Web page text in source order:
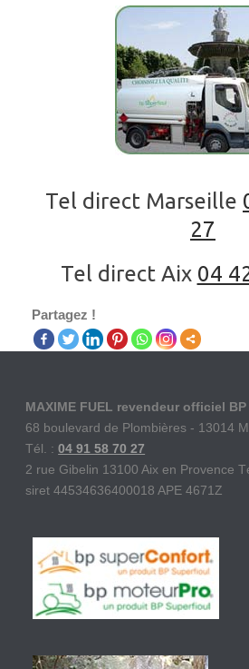
Tel direct Marseille
27
Tel direct Aix 04
Partagez !
MAXIME FUEL revendeur officiel
68 boulevard de Plombières - 13014
Tél. :04 91 58 70 27
2 rue Gibelin 13100 Aix en Provence
siret 44534636400018 APE 4671Z